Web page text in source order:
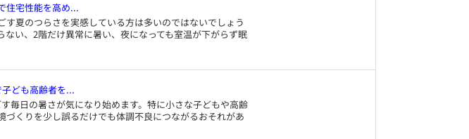
住宅性能を高め...
夏のつらさを実感している方は多いのではないでしょう
い、2階だけ異常に暑い、夜になっても室温が下がらず眠
ども高齢者を...
毎日の暑さが気になり始めます。特に小さな子どもや高齢
くりを少し誤るだけでも体調不良につながるおそれがあ